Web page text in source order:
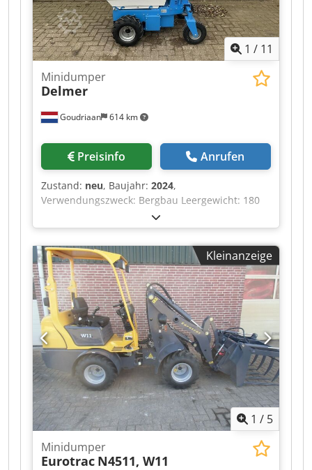
1 / 11
Goudriaan 614 km
Minidumper
Delmer
Preisinfo Anrufen
Zustand: neu, Baujahr: 2024,
Verwendungszweck: Bergbau Leergewicht: 180
kg Zuladung: 500 kg Dkodpoyawibofx Aavsr zGG:
680 kg
Kleinanzeige
1 / 5
Minidumper
Eurotrac N4511, W11